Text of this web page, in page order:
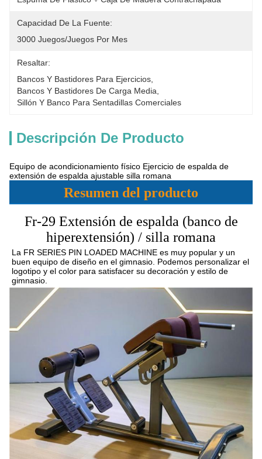
Capacidad De La Fuente:
3000 Juegos/juegos Por Mes
Resaltar:
Bancos Y Bastidores Para Ejercicios
Bancos Y Bastidores De Carga Media
Sillón Y Banco Para Sentadillas Comerciales
Descripción De Producto
Equipo de acondicionamiento físico Ejercicio de espalda de
extensión de espalda ajustable silla romana
Resumen del producto
Fr-29 Extensión de espalda (banco de
hiperextensión) / silla romana
La FR SERIES PIN LOADED MACHINE es muy popular y un
buen equipo de diseño en el gimnasio. Podemos personalizar el
logotipo y el color para satisfacer su decoración y estilo de
gimnasio.